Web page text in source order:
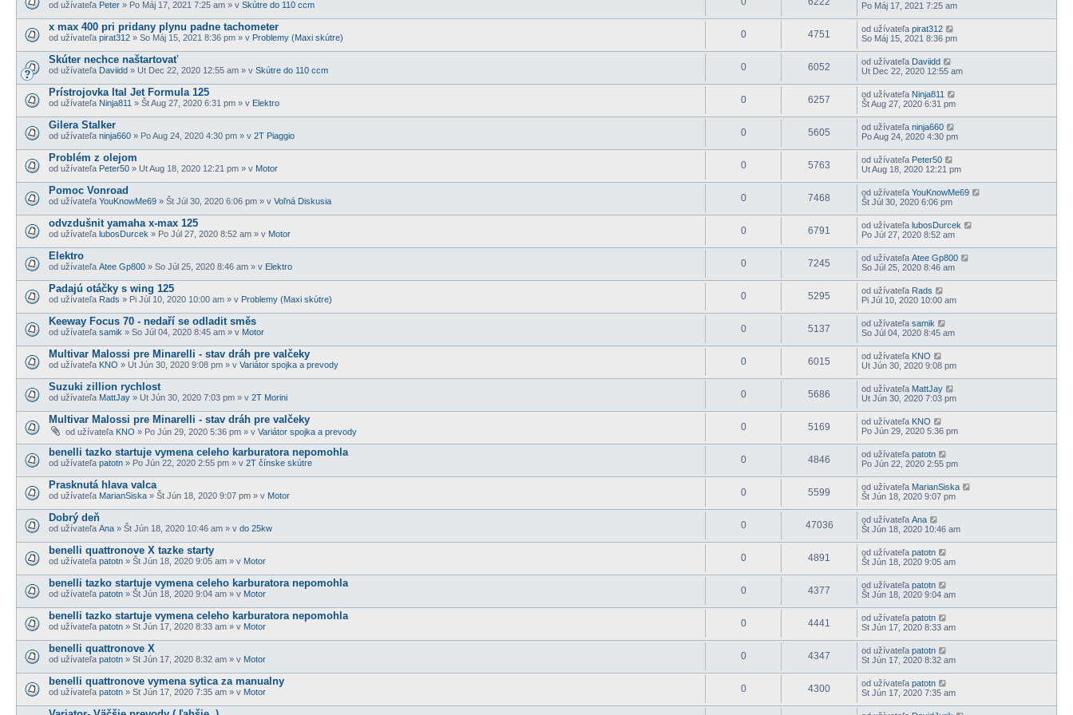
od užívateľa Peter » Po Máj 17, 2021 7:25 am » v Skútre do 110 ccm
Po Máj 17, 2021 7:25 am
x max 400 pri pridany plynu padne tachometer
od užívateľa pirat312 » So Máj 15, 2021 8:36 pm » v Problemy (Maxi skútre) 0 4751 od užívateľa pirat312
So Máj 15, 2021 8:36 pm
Skúter nechce naštartovať
od užívateľa Daviidd » Ut Dec 22, 2020 12:55 am » v Skútre do 110 ccm 0 6052 od užívateľa Daviidd
Ut Dec 22, 2020 12:55 am
Prístrojovka Ital Jet Formula 125
od užívateľa Ninja811 » Št Aug 27, 2020 6:31 pm » v Elektro 0 6257 od užívateľa Ninja811
Št Aug 27, 2020 6:31 pm
Gilera Stalker
od užívateľa ninja660 » Po Aug 24, 2020 4:30 pm » v 2T Piaggio 0 5605 od užívateľa ninja660
Po Aug 24, 2020 4:30 pm
Problém z olejom
od užívateľa Peter50 » Ut Aug 18, 2020 12:21 pm » v Motor 0 5763 od užívateľa Peter50
Ut Aug 18, 2020 12:21 pm
Pomoc Vonroad
od užívateľa YouKnowMe69 » Št Júl 30, 2020 6:06 pm » v Voľná Diskusia 0 7468 od užívateľa YouKnowMe69
Št Júl 30, 2020 6:06 pm
odvzdušnit yamaha x-max 125
od užívateľa lubosDurcek » Po Júl 27, 2020 8:52 am » v Motor 0 6791 od užívateľa lubosDurcek
Po Júl 27, 2020 8:52 am
Elektro
od užívateľa Atee Gp800 » So Júl 25, 2020 8:46 am » v Elektro 0 7245 od užívateľa Atee Gp800
So Júl 25, 2020 8:46 am
Padajú otáčky s wing 125
od užívateľa Rads » Pi Júl 10, 2020 10:00 am » v Problemy (Maxi skútre) 0 5295 od užívateľa Rads
Pi Júl 10, 2020 10:00 am
Keeway Focus 70 - nedaří se odladit směs
od užívateľa samik » So Júl 04, 2020 8:45 am » v Motor 0 5137 od užívateľa samik
So Júl 04, 2020 8:45 am
Multivar Malossi pre Minarelli - stav dráh pre valčeky
od užívateľa KNO » Ut Jún 30, 2020 9:08 pm » v Variátor spojka a prevody 0 6015 od užívateľa KNO
Ut Jún 30, 2020 9:08 pm
Suzuki zillion rychlost
od užívateľa MattJay » Ut Jún 30, 2020 7:03 pm » v 2T Morini 0 5686 od užívateľa MattJay
Ut Jún 30, 2020 7:03 pm
Multivar Malossi pre Minarelli - stav dráh pre valčeky
od užívateľa KNO » Po Jún 29, 2020 5:36 pm » v Variátor spojka a prevody 0 5169 od užívateľa KNO
Po Jún 29, 2020 5:36 pm
benelli tazko startuje vymena celeho karburatora nepomohla
od užívateľa patotn » Po Jún 22, 2020 2:55 pm » v 2T čínske skútre 0 4846 od užívateľa patotn
Po Jún 22, 2020 2:55 pm
Prasknutá hlava valca
od užívateľa MarianSiska » Št Jún 18, 2020 9:07 pm » v Motor 0 5599 od užívateľa MarianSiska
Št Jún 18, 2020 9:07 pm
Dobrý deň
od užívateľa Ana » Št Jún 18, 2020 10:46 am » v do 25kw 0 47036 od užívateľa Ana
Št Jún 18, 2020 10:46 am
benelli quattronove X tazke starty
od užívateľa patotn » Št Jún 18, 2020 9:05 am » v Motor 0 4891 od užívateľa patotn
Št Jún 18, 2020 9:05 am
benelli tazko startuje vymena celeho karburatora nepomohla
od užívateľa patotn » Št Jún 18, 2020 9:04 am » v Motor 0 4377 od užívateľa patotn
Št Jún 18, 2020 9:04 am
benelli tazko startuje vymena celeho karburatora nepomohla
od užívateľa patotn » St Jún 17, 2020 8:33 am » v Motor 0 4441 od užívateľa patotn
St Jún 17, 2020 8:33 am
benelli quattronove X
od užívateľa patotn » St Jún 17, 2020 8:32 am » v Motor 0 4347 od užívateľa patotn
St Jún 17, 2020 8:32 am
benelli quattronove vymena sytica za manualny
od užívateľa patotn » St Jún 17, 2020 7:35 am » v Motor 0 4300 od užívateľa patotn
St Jún 17, 2020 7:35 am